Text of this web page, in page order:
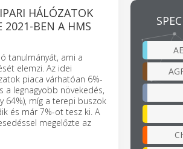
HÁLÓZATOK
2021-BEN A HMS
tanulmányát, ami a
elemzi. Az idei
piaca várhatóan 6%-
a legnagyobb növekedés,
64%), míg a terepi buszok
és már 7%-ot tesz ki. A
megelőzte az